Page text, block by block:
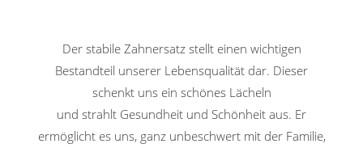
Der stabile Zahnersatz stellt einen wichtigen
Bestandteil unserer Lebensqualität dar. Dieser
schenkt uns ein schönes Lächeln
und strahlt Gesundheit und Schönheit aus. Er
ermöglicht es uns, ganz unbeschwert mit der Familie,